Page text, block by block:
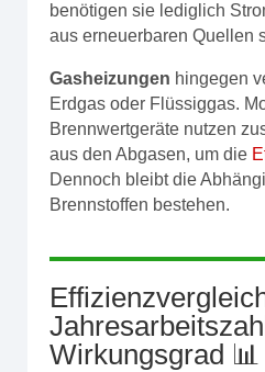
benötigen sie lediglich
aus erneuerbaren Quellen
Gasheizungen hingegen
Erdgas oder Flüssiggas.
Brennwertgeräte nutzen
aus den Abgasen, um die
Dennoch bleibt die
Brennstoffen bestehen.
Wirkungsgrad 📊